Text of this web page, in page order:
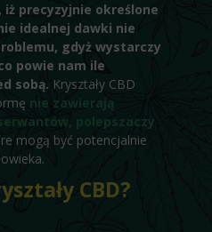
precyzyjnie określone
idealnej dawki nie
gdyż wystarczy
powie nam ile
sobą. Kryształy CBD
nie zawierają
polepszaczy
mogą być potencjalnie
CBD?